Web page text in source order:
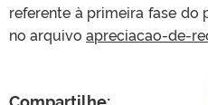
referente à primeira fase do
no arquivo apreciacao-de-
Compartilhe: